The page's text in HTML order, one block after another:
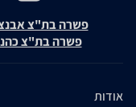
פשרה בת"צ אבנצ'יק נ'
פשרה בת"צ כהנים נ'
אודות